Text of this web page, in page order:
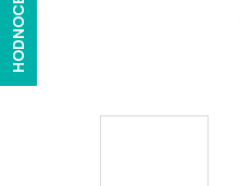
HODNOCENÍ